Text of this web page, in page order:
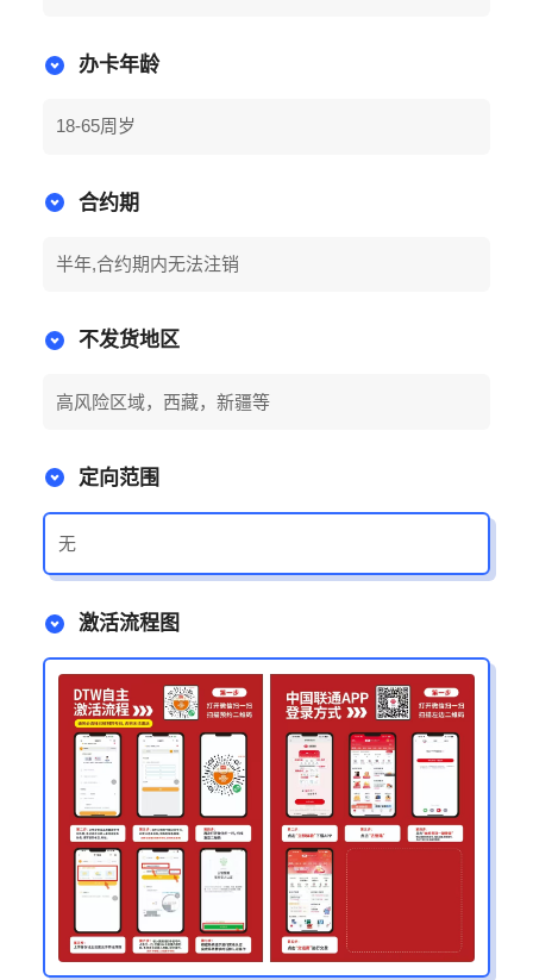
办卡年龄
18-65周岁
合约期
半年,合约期内无法注销
不发货地区
高风险区域，西藏，新疆等
定向范围
无
激活流程图